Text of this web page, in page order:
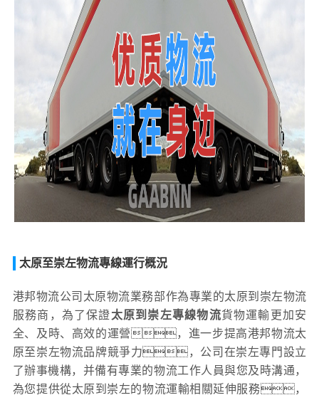
太原至崇左物流專線運行概況
港邦物流公司太原物流業務部作為專業的太原到崇左物流
服務商，為了保證太原到崇左專線物流貨物運輸更加安
全、及時、高效的運營，進一步提高港邦物流太
原至崇左物流品牌競爭力，公司在崇左專門設立
了辦事機構，并備有專業的物流工作人員與您及時溝通，
為您提供從太原到崇左的物流運輸相關延伸服務，